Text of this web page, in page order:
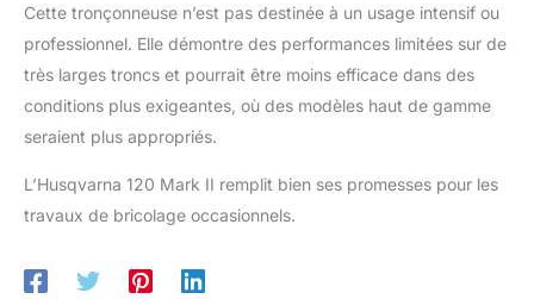
Cette tronçonneuse n’est pas destinée à un usage intensif ou
professionnel. Elle démontre des performances limitées sur de
très larges troncs et pourrait être moins efficace dans des
conditions plus exigeantes, où des modèles haut de gamme
seraient plus appropriés.
L’Husqvarna 120 Mark II remplit bien ses promesses pour les
travaux de bricolage occasionnels.